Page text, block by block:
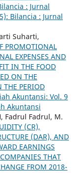
: Jurnal
Bilancia : Jurnal
Suharti,
PROMOTIONAL
EXPENSES AND
IN THE FOOD
ON THE
THE PERIOD
Akuntansi: Vol. 9
Akuntansi
Fadrul Fadrul, M.
(CR),
(DAR), AND
EARNINGS
THAT
FROM 2018-